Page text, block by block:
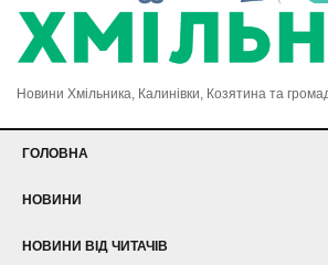
Новини Хмільника, Калинівки, Козятина та
ГОЛОВНА
НОВИНИ
НОВИНИ ВІД ЧИТАЧІВ